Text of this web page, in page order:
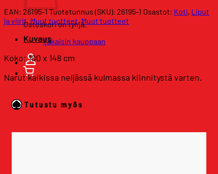
Ostoskori on tyhjä.
Takaisin kauppaan
EAN: 26195-1Tuotetunnus (SKU): 26195-1 Osastot: Koti, Liput
ja viirit, Muut tuotteet,Muut tuotteet
Kuvaus
Koko: 100 x 148 cm
Narut kaikissa neljässä kulmassa kiinnitystä varten.
Tutustu myös